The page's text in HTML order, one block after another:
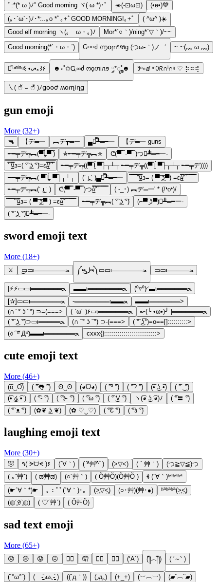
ﾟ:*(* ω )ﾉ” Good morning ヾ( ω *)･ﾟ ☀️(-⊡ω⊡)
(•ө•)💙
(｡･`ω´･)ﾉ･*:..｡o *ﾟ｡+ﾟGOOD MORNING!｡+ﾟ
( ^ω^ )☀️
Good elf morning ヽ(｡ゝω・｡)ﾉ
Mor*´○｀)/ning*´▽｀)/~~
Good morning(*`・ω・´) G࿁࿁ძ ൬໐ɼn૧ฑg (つω-｀)ノ゛ ~ ~(灬 ω 灬)
♡ͫ ͦ ͬⁿⁱⁿᵍ꒰ •ᴗ•｡꒱۶ ☻⋆˚✩Ꮹ∞ძ ოǫɾлілϧ ༘*ೄ˚☻ ꒸ᵒ০ⅆ ᵐꄲᖇ∩ⁱ∩ᵍ ♡ ⡷⠶⢾
㇏( ෆั ⌣ ෆั )ﾉցօօժ ʍօɾղíղց
gun emoji
More (32+)
🔫 【デ═一 ︻デ┳═ー ▄︻̷̿┻̿═━一
【デ═一 guns
╾━╤デ╦︻(▀̿Ĺ̯▀̿ ̿)
✯╾━╤デ╦︻✯
ᕦ(▀̿ ̿ -▀̿ ̿ )つ︻̷┻̿═━一-
‘̿’\̵͇̿̿\з=( ͡° ͜ʖ ͡°)=ε/̵͇̿̿/’̿’̿
╾━╤デ╦((▀̿ ĺ̯ ▀̿├┬┴┬ ╾━╤デ╦((▀̿ ĺ̯ ▀̿├┬┴┬ ╾━╤デ))))
╾━╤デ╦︻( ▀̿ Ĺ̯ ▀̿├┬┴┬
(˙ ͜ʟ˙ )▄︻̷̿┻̿═━一
̿̿ ̿̿ ̿̿ ̿'̿'\̵͇̿̿\з= ( ▀ ͜͞ʖ▀) =ε/̵͇̿̿/’̿’̿ ̿ ̿̿ ̿̿ ̿̿
╾━╤デ╦︻(˙ ͜ʟ˙ )
ᕦ(▀̿ ̿ -▀̿ ̿ )つ/̵͇̿̿/’̿’̿ ̿ ̿̿ ̿̿ ̿̿
( -_･) ︻デ═一' * (/❛o❛)/
̿̿ ̿̿ ̿̿ ̿’̿’\̵͇̿̿\з= ( ▀ ͜͞ʖ▀ ) =ε/̵͇̿̿/’̿’̿ ̿ ̿̿ ̿̿ ̿̿
╾━╤デ╦︻( ͡° ͜ʖ ͡°)
(⌐▀͡ ̯ʖ▀)︻̷┻̿═━一-
( ͡° ͜ʖ ͡°)︻̷┻̿═━一-
sword emoji text
More (18+)
⚔️ ͜▭▭ι═══════ﺤ ༼ຈل͜ຈ༽▭▭ι═══════ﺤ ▭▭ι═════ﺤ
|⚡⚡▭▭ι═══════ﺤ ▬▬ι════════ﺤ
(⁰▿⁰)◜▬ι═══════ﺤ
[✰︎]▭▭ι═══════ﺤ
-════════ι▬▬ﺤ
▬▬ι═══════>
(∩ ͡ ° ʖ ͡ °) ⊃=(===>
( `ω´ )۶▭ι═══════ﺤ
↜(╰ •ω•)╯ |═══════ﺤ
( ͡° ͜ʖ ͡°)⊃▭ι═════ﺤ
(∩ ͡ ° ʖ ͡ °) ⊃-(===>
( ͝° ͜ʖ͡°)=o==[]::::::::::>
(ง ͠ ᵒ̌ Дᵒ̌)▬▬ι═══════ﺤ
cxxx{}:::::::::::::::::::::::::::>
cute emoji text
More (46+)
(͡o‿O͡) ( ͡°👅 ͡°) ʘ‿ʘ (◕ᗜ◕) ( ͡°³ ͡°) ( ͡°? ͡°) (͡• ͜ʖ ͡•)
( ͡° ͜ ͡°)
(͡• ͜໒ ͡• )
( ͡°- ͡°) ( ͡°⊱ ͡°) ( ͡°ω ͡°) ( ͡° ͜V ͡°) ヽ(͡◕ ͜ʖ ͡◕)ﾉ
( ͡°〓 ͡°)
( ͡° ᴥ ͡°)
(✿❦ ͜ʖ ❦) (✿ ♡‿♡) ( ͡°Ɛ ͡°) ( ͡°з ͡°)
laughing emoji text
More (30+)
🤣 ٩( ᗒᗨᗕ )۶ (´∀｀) ( ^ิ艸^ิﾟ) (>▽<) ( ´ 艸｀)
(つ≧▽≦)つ
( ｡ˇ艸ˇ)
( ಡ艸ಡ) (○´艸｀) ( Ŏ艸Ŏ)(Ŏ艸Ŏ )
ꉂ (´∀｀)ʱªʱªʱª
(☛´∀｀*)☛
｡：ﾟﾟ(´∀｀)･｡ (˃̣̣̥▽˂̣̣̥) (○･艸)(艸･●)
ʱªʱªʱª(˃̣̣̥˂̣̣̥)
(◍´͈ꈊ`͈◍)
( ♡´艸`) ( Ŏ艸Ŏ)
sad text emoji
More (65+)
😞 😒 😟 ☹ 🤦‍♀️ 🤦 🙍‍♀️ 🙍‍♂️ (‘A`) (༎ຶ︿༎ຶ) ( ′～‵ )
(´°ω°`) ( -̥̥̥̥̥̥̥̥̥̥̥̥̥̥̥̥̥̥̥̥̥̥̥̥̥᷄◞ω◟-̥̥̥̥̥̥̥̥̥̥̥̥̥̥̥̥̥̥̥̥̥̥̥̥̥᷅ ) ((´д｀)) (◞д◟) (+_+) (︶︹︺)
(▰˘︹˘▰)